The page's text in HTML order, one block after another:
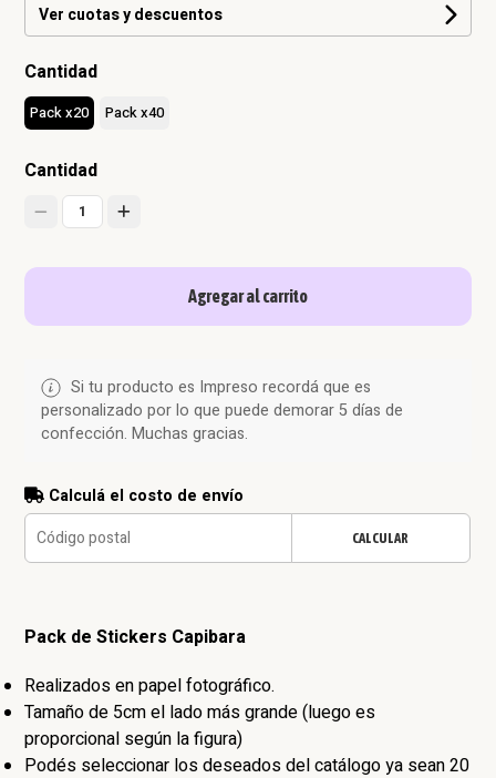
Ver cuotas y descuentos
Cantidad
Pack x20 Pack x40
Cantidad
1
Agregar al carrito
Si tu producto es Impreso recordá que es
personalizado por lo que puede demorar 5 días de
confección. Muchas gracias.
Calculá el costo de envío
CALCULAR
Pack de Stickers Capibara
Realizados en papel fotográfico.
Tamaño de 5cm el lado más grande (luego es
proporcional según la figura)
Podés seleccionar los deseados del catálogo ya sean 20